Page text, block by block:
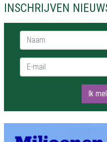
INSCHRIJVEN
Naam *
E-mail *
Ik